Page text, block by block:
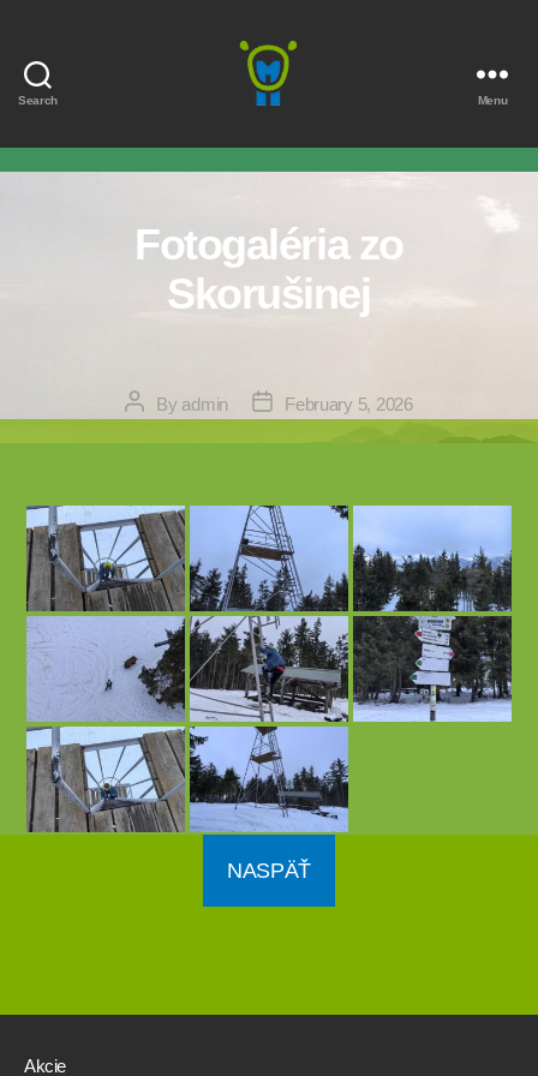
Search Menu
Fotogaléria zo
Skorušinej
PostBy admin
PostFebruary 5, 2026
NASPÄŤ
Akcie